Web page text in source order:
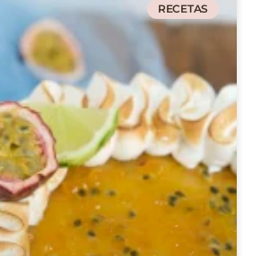
RECETAS